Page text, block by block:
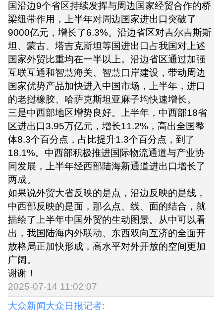
国沿边9个省区持续发挥与周边国家经贸合作的桥
梁纽带作用，上半年对周边国家进出口突破了
9000亿元，增长了6.3%。沿边省区对吉尔吉斯斯
坦、蒙古、塔吉克斯坦等国进出口占我国对上述
国家外贸比重均在一半以上。沿边省区通过加强
互联互通和智慧海关、智慧口岸建设，带动周边
国家优势产品加快进入中国市场，上半年，进口
的老挝橡胶、哈萨克斯坦亚麻子均快速增长。
三是中西部地区增势良好。上半年，中西部18省
区进出口3.95万亿元，增长11.2%，高出全国整
体8.3个百分点，占比提升1.3个百分点，到了
18.1%。中西部积极推进国际物流通道与产业协
同发展，上半年经西部陆海新通道进出口增长了
两成。
如果说外贸大省反映的是点，沿边反映的是线，
中西部反映的是面，那么点、线、面的结合，就
描绘了上半年中国外贸的生动图景。从中可以看
出，我国陆海内外联动、东西双向互济的全面开
放格局正加快形成，高水平对外开放的空间更加
广阔。
谢谢！
2025-07-14 11:02:07
大众新闻大众日报记者: